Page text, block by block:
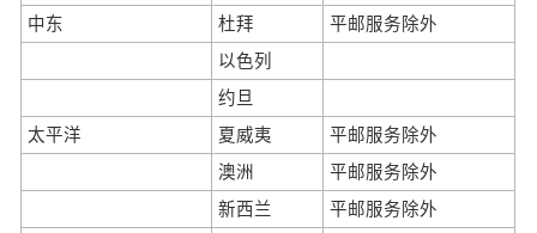
中东
杜拜
平邮服务除外
以色列
约旦
太平洋
夏威夷
平邮服务除外
澳洲
平邮服务除外
新西兰
平邮服务除外